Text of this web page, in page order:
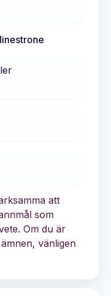
att
som
Om du är
vänligen